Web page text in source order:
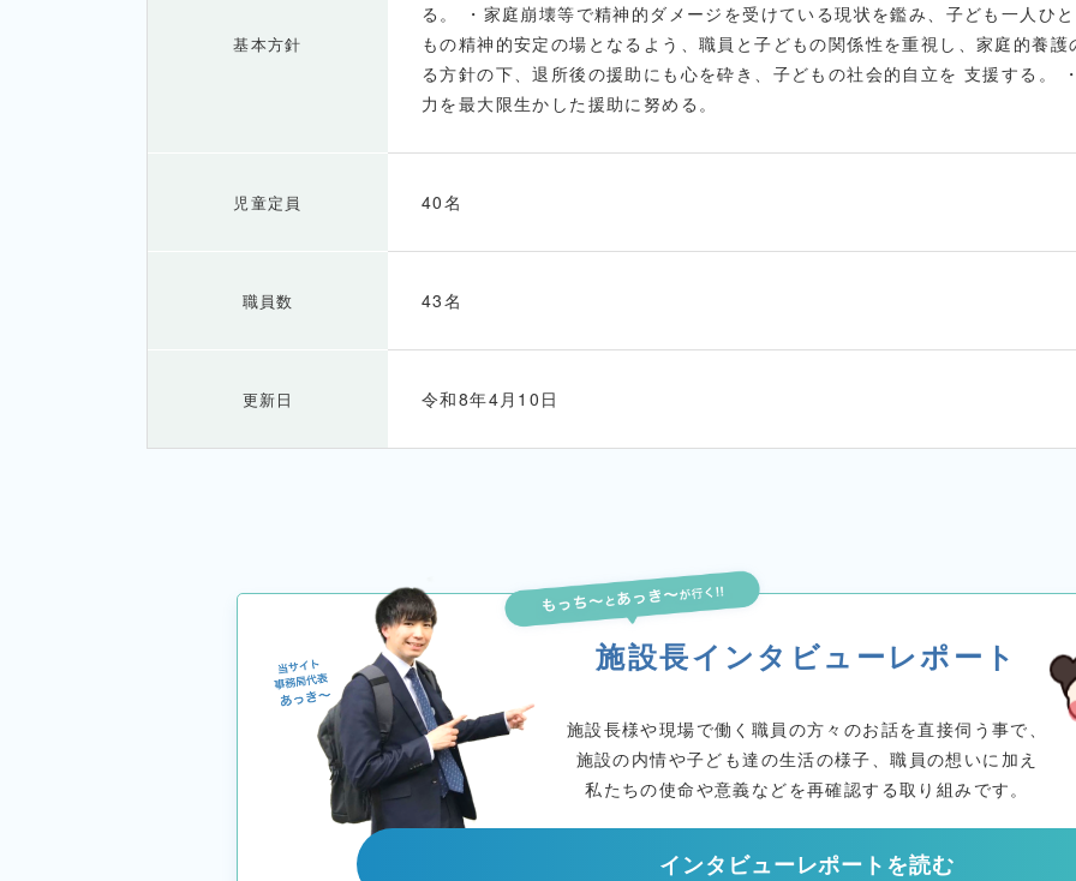
基本方針
る。 ・家庭崩壊等で精神的ダメージを受けている現状を鑑み、子ども一人ひ
もの精神的安定の場となるよう、職員と子どもの関係性を重視し、家庭的養
る方針の下、退所後の援助にも心を砕き、子どもの社会的自立を 支援する。
力を最大限生かした援助に努める。
児童定員 40名
職員数 43名
更新日 令和8年4月10日
施設長インタビューレポート
施設長様や現場で働く 職員の方々のお話を直接伺う事で、
施設の内情や子ども達の生活の様子、職員の想いに加え
私たちの使命や意義などを再確認する取り組みです。
インタビューレポートを読む